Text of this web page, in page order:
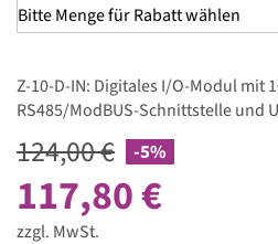
Z-10-D-IN: Digitales I/O-Modul mit
RS485/ModBUS-Schnittstelle und
124,00 € -5%
117,80 €
zzgl. MwSt.